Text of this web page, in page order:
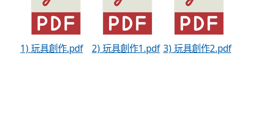
1) 玩具創作.pdf 2) 玩具創作1.pdf 3) 玩具創作2.pdf